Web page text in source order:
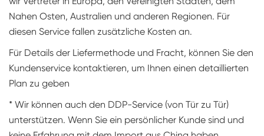
Nahen Osten, Australien und anderen Regionen. Für
diesen Service fallen zusätzliche Kosten an.
Für Details der Liefermethode und Fracht, können Sie den
Kundenservice kontaktieren, um Ihnen einen detaillierten
Plan zu geben
* Wir können auch den DDP-Service (von Tür zu Tür)
unterstützen. Wenn Sie ein persönlicher Kunde sind und